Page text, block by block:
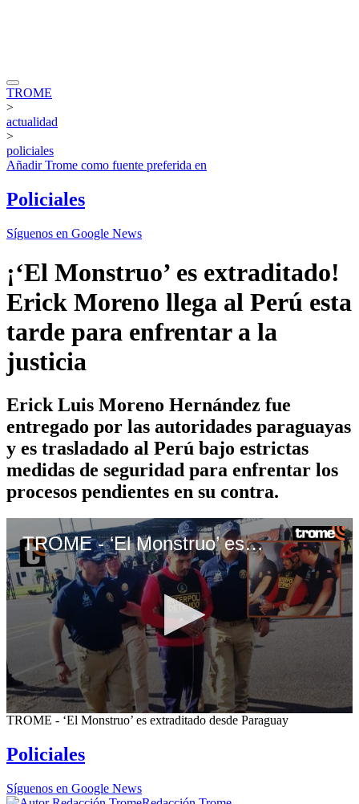
TROME
>
actualidad
>
policiales
AñadirTrome como fuente preferida en
Policiales
Síguenos en Google News
¡‘El Monstruo’ es extraditado!
Erick Moreno llega al Perú esta
tarde para enfrentar a la
justicia
Erick Luis Moreno Hernández fue
entregado por las autoridades paraguayas
y es trasladado al Perú bajo estrictas
medidas de seguridad para enfrentar los
procesos pendientes en su contra.
TROME - ‘El Monstruo’ es extraditado desde Paraguay
0
of
2
21
seconds
TROME - ‘El Monstruo’ es extraditado desde Paraguay
Policiales
Síguenos en Google News